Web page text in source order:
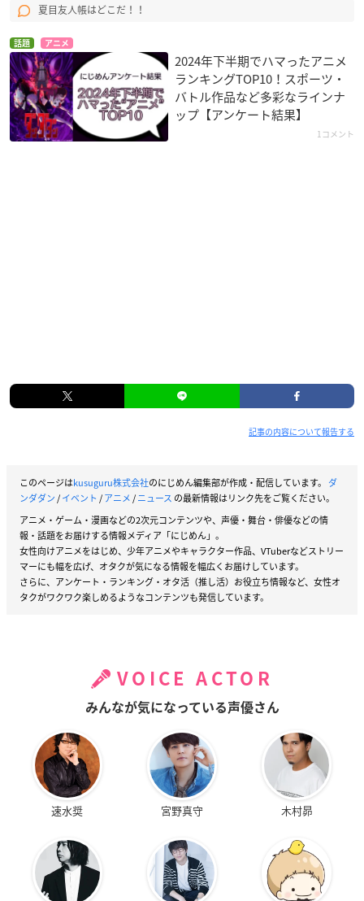
夏目友人帳はどこだ！！
話題 アニメ
2024年下半期でハマったアニメ
ランキングTOP10！スポーツ・
バトル作品など多彩なラインナ
ップ【アンケート結果】
1コメント
記事の内容について報告する
このページはkusuguru株式会社のにじめん編集部が作成・配信しています。 ダ
ンダダン/イベント /アニメ/ニュース の最新情報はリンク先をご覧ください。
アニメ・ゲーム・漫画などの2次元コンテンツや、声優・舞台・俳優などの情
報・話題をお届けする情報メディア「にじめん」。
女性向けアニメをはじめ、少年アニメやキャラクター作品、VTuberなどストリー
マーにも幅を広げ、オタクが気になる情報を幅広くお届けしています。
さらに、アンケート・ランキング・オタ活（推し活）お役立ち情報など、女性オ
タクがワクワク楽しめるようなコンテンツも発信しています。
VOICE ACTOR
みんなが気になっている声優さん
速水奨 宮野真守 木村昴